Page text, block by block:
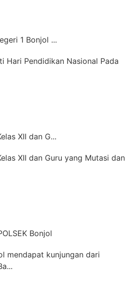
1 Bonjol ...
Hari Pendidikan Nasional Pada
XII dan G...
XII dan Guru yang Mutasi dan
Bonjol
mendapat kunjungan dari